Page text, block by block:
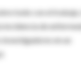
todo con el
incidencia de
en un